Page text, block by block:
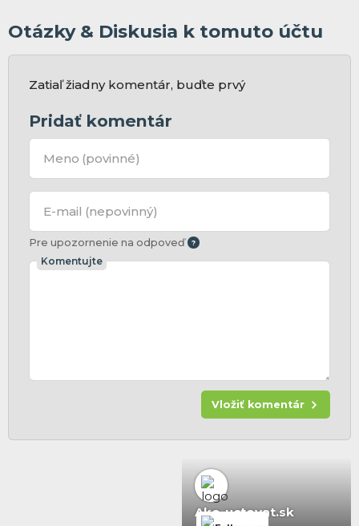
Otázky & Diskusia k tomuto účtu
Zatiaľ žiadny komentár, buďte prvý
Pridať komentár
Meno (povinné)
E-mail (nepovinný)
Pre upozornenie na odpoveď
Komentujte
Vložiť komentár
Ako-uctovat.sk